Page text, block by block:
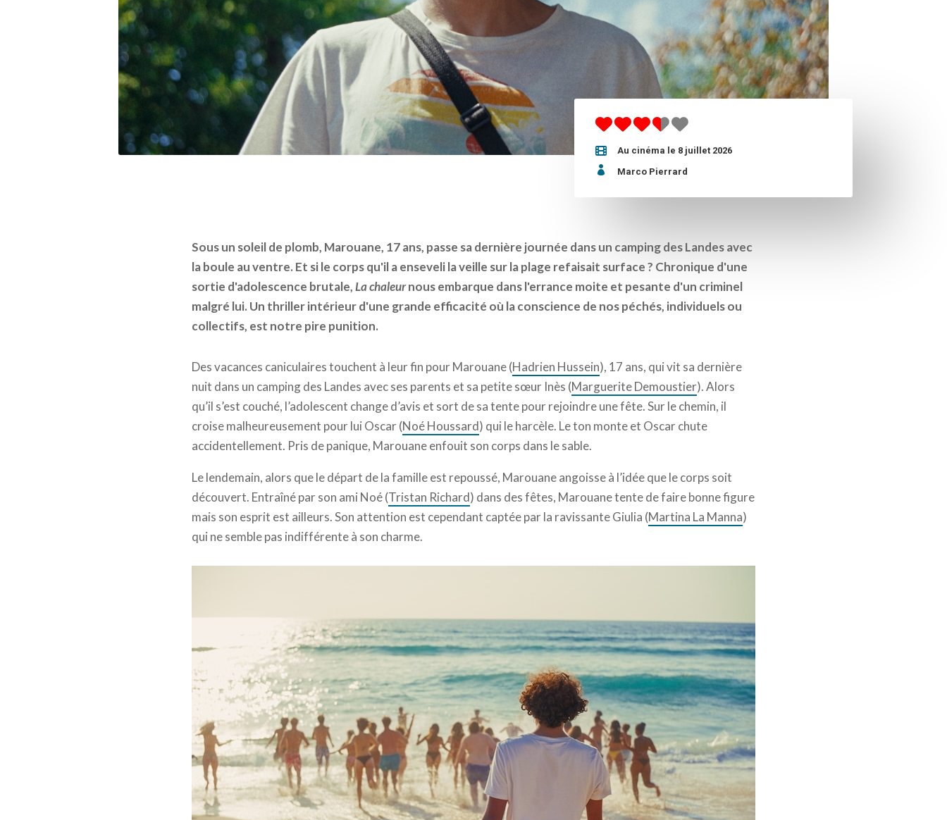
Au cinéma le 8 juillet 2026
 Marco Pierrard
Sous un soleil de plomb, Marouane, 17 ans, passe sa dernière journée dans un camping des Landes avec
la boule au ventre. Et si le corps qu'il a enseveli la veille sur la plage refaisait surface ? Chronique d'une
sortie d'adolescence brutale,La chaleurnous embarque dans l'errance moite et pesante d'un criminel
malgré lui. Un thriller intérieur d'une grande efficacité où la conscience de nos péchés, individuels ou
collectifs, est notre pire punition.
Des vacances caniculaires touchent à leur fin pour Marouane (Hadrien Hussein), 17 ans, qui vit sa dernière
nuit dans un camping des Landes avec ses parents et sa petite sœur Inès (Marguerite Demoustier). Alors
qu’il s’est couché, l’adolescent change d’avis et sort de sa tente pour rejoindre une fête. Sur le chemin, il
croise malheureusement pour lui Oscar (Noé Houssard) qui le harcèle. Le ton monte et Oscar chute
accidentellement. Pris de panique, Marouane enfouit son corps dans le sable.
Le lendemain, alors que le départ de la famille est repoussé, Marouane angoisse à l’idée que le corps soit
découvert. Entraîné par son ami Noé (Tristan Richard) dans des fêtes, Marouane tente de faire bonne figure
mais son esprit est ailleurs. Son attention est cependant captée par la ravissante Giulia (Martina La Manna)
qui ne semble pas indifférente à son charme.